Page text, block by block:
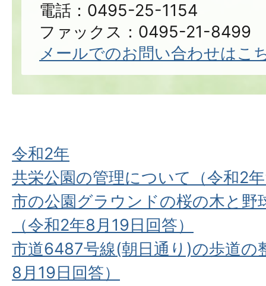
電話：0495-25-1154
ファックス：0495-21-8499
メールでのお問い合わせはこ
令和2年
共栄公園の管理について（令和2
市の公園グラウンドの桜の木と野
（令和2年8月19日回答）
市道6487号線(朝日通り)の歩道の
8月19日回答）